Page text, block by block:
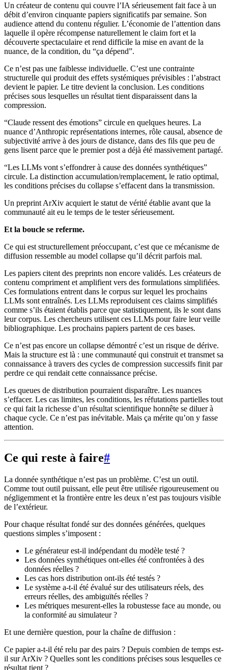
Un créateur de contenu qui couvre l’IA sérieusement fait face à un
débit d’environ cinquante papiers significatifs par semaine. Son
audience attend du contenu régulier. L’économie de l’attention dans
laquelle il opère récompense naturellement le claim fort et la
découverte spectaculaire et rend difficile la mise en avant de la
nuance, de la condition, du “ça dépend”.
Ce n’est pas une faiblesse individuelle. C’est une contrainte
structurelle qui produit des effets systémiques prévisibles : l’abstract
devient le papier. Le titre devient la conclusion. Les conditions
précises sous lesquelles un résultat tient disparaissent dans la
compression.
“Claude ressent des émotions” circule en quelques heures. La
nuance d’Anthropic représentations internes, rôle causal, absence de
subjectivité arrive à des jours de distance, dans des fils que peu de
gens lisent parce que le premier post a déjà été massivement partagé.
“Les LLMs vont s’effondrer à cause des données synthétiques”
circule. La distinction accumulation/remplacement, le ratio optimal,
les conditions précises du collapse s’effacent dans la transmission.
Un preprint ArXiv acquiert le statut de vérité établie avant que la
communauté ait eu le temps de le tester sérieusement.
Et la boucle se referme.
Ce qui est structurellement préoccupant, c’est que ce mécanisme de
diffusion ressemble au model collapse qu’il décrit parfois mal.
Les papiers citent des preprints non encore validés. Les créateurs de
contenu compriment et amplifient vers des formulations simplifiées.
Ces formulations entrent dans le corpus sur lequel les prochains
LLMs sont entraînés. Les LLMs reproduisent ces claims simplifiés
comme s’ils étaient établis parce que statistiquement, ils le sont dans
leur corpus. Les chercheurs utilisent ces LLMs pour faire leur veille
bibliographique. Les prochains papiers partent de ces bases.
Ce n’est pas encore un collapse démontré c’est un risque de dérive.
Mais la structure est là : une communauté qui construit et transmet sa
connaissance à travers des cycles de compression successifs finit par
perdre ce qui rendait cette connaissance précise.
Les queues de distribution pourraient disparaître. Les nuances
s’effacer. Les cas limites, les conditions, les réfutations partielles tout
ce qui fait la richesse d’un résultat scientifique honnête se diluer à
chaque cycle. Ce n’est pas inévitable. Mais ça mérite qu’on y fasse
attention.
Ce qui reste à faire#
La donnée synthétique n’est pas un problème. C’est un outil.
Comme tout outil puissant, elle peut être utilisée rigoureusement ou
négligemment et la frontière entre les deux n’est pas toujours visible
de l’extérieur.
Pour chaque résultat fondé sur des données générées, quelques
questions simples s’imposent :
Le générateur est-il indépendant du modèle testé ?
Les données synthétiques ont-elles été confrontées à des
données réelles ?
Les cas hors distribution ont-ils été testés ?
Le système a-t-il été évalué sur des utilisateurs réels, des
erreurs réelles, des ambiguïtés réelles ?
Les métriques mesurent-elles la robustesse face au monde, ou
la conformité au simulateur ?
Et une dernière question, pour la chaîne de diffusion :
Ce papier a-t-il été relu par des pairs ? Depuis combien de temps est-
il sur ArXiv ? Quelles sont les conditions précises sous lesquelles ce
résultat tient ?